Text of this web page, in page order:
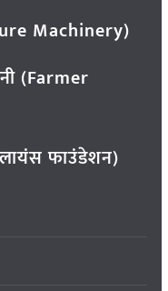
Machinery)
(Farmer
फाउंडेशन)